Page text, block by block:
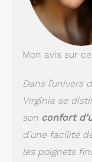
Mon avis sur
Dans l’univers
Virginia se
son confort
d’une facilité
les poignets